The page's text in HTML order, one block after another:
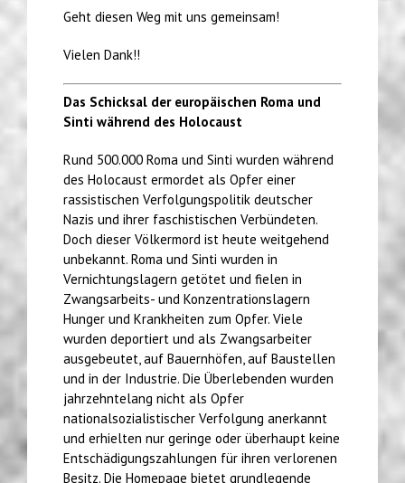
Geht diesen Weg mit uns gemeinsam!
Vielen Dank!!
Das Schicksal der europäischen Roma und
Sinti während des Holocaust
Rund 500.000 Roma und Sinti wurden während
des Holocaust ermordet als Opfer einer
rassistischen Verfolgungspolitik deutscher
Nazis und ihrer faschistischen Verbündeten.
Doch dieser Völkermord ist heute weitgehend
unbekannt. Roma und Sinti wurden in
Vernichtungslagern getötet und fielen in
Zwangsarbeits- und Konzentrationslagern
Hunger und Krankheiten zum Opfer. Viele
wurden deportiert und als Zwangsarbeiter
ausgebeutet, auf Bauernhöfen, auf Baustellen
und in der Industrie. Die Überlebenden wurden
jahrzehntelang nicht als Opfer
nationalsozialistischer Verfolgung anerkannt
und erhielten nur geringe oder überhaupt keine
Entschädigungszahlungen für ihren verlorenen
Besitz. Die Homepage bietet grundlegende